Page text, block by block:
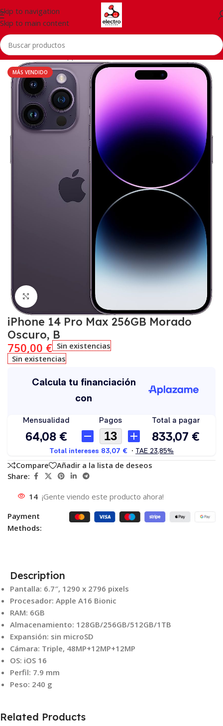
Skip to navigation
Skip to main content
Inicio/Telefonía/Apple iPhone
MÁS VENDIDO
Click to enlarge
iPhone 14 Pro Max 256GB Morado
Oscuro, B
750,00 € Sin existencias
Sin existencias
Compare
Añadir a la lista de deseos
Share:
14 ¡Gente viendo este producto ahora!
Payment
Methods:
Description
Pantalla: 6.7″, 1290 x 2796 pixels
Procesador: Apple A16 Bionic
RAM: 6GB
Almacenamiento: 128GB/256GB/512GB/1TB
Expansión: sin microSD
Cámara: Triple, 48MP+12MP+12MP
OS: iOS 16
Perfil: 7.9 mm
Peso: 240 g
Related Products